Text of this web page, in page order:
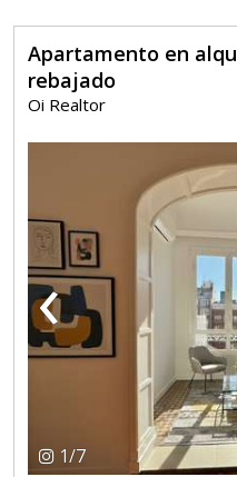
Apartamento en
rebajado
Oi Realtor
‹
1/7